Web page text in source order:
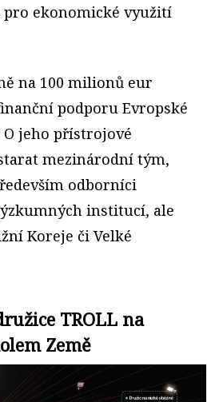
ekonomické využití
na 100 milionů eur
podporu Evropské
jeho přístrojové
mezinárodní tým,
odborníci
institucí, ale
Koreje či Velké
TROLL na
Země